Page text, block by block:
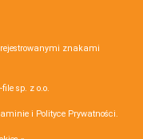
znakami
file sp. z o.o.
i Polityce Prywatności.